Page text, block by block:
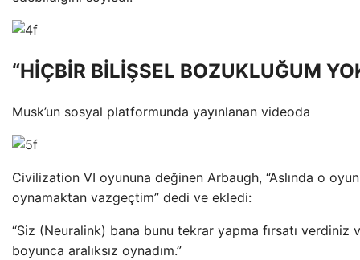
“HİÇBİR BİLİŞSEL BOZUKLUĞUM
Musk’un sosyal platformunda yayınlanan videoda
Civilization VI oyununa değinen Arbaugh, “Aslında o
oynamaktan vazgeçtim” dedi ve ekledi:
“Siz (Neuralink) bana bunu tekrar yapma fırsatı verdiniz
boyunca aralıksız oynadım.”